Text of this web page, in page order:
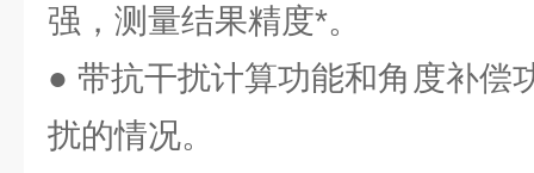
强，测量结果精度*。
● 带抗干扰计算功能和角度补偿
扰的情况。